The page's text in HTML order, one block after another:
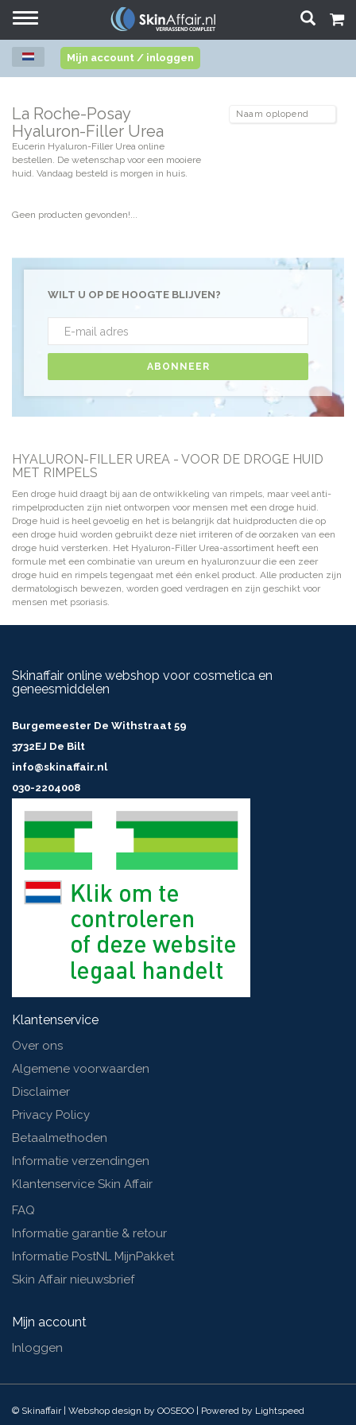
Toggle
Mijn account / inloggen
La Roche-Posay
Hyaluron-Filler Urea
Eucerin Hyaluron-Filler Urea online
bestellen. De wetenschap voor een mooiere
huid. Vandaag besteld is morgen in huis.
Geen producten gevonden!...
WILT U OP DE HOOGTE BLIJVEN?
ABONNEER
HYALURON-FILLER UREA - VOOR DE DROGE HUID
MET RIMPELS
Een droge huid draagt bij aan de ontwikkeling van rimpels, maar veel anti-
rimpelproducten zijn niet ontworpen voor mensen met een droge huid.
Droge huid is heel gevoelig en het is belangrijk dat huidproducten die op
een droge huid worden gebruikt deze niet irriteren of de oorzaken van een
droge huid versterken. Het Hyaluron-Filler Urea-assortiment heeft een
formule met een combinatie van ureum en hyaluronzuur die een zeer
droge huid en rimpels tegengaat met één enkel product. Alle producten zijn
dermatologisch bewezen, worden goed verdragen en zijn geschikt voor
mensen met psoriasis.
Skinaffair online webshop voor cosmetica en
geneesmiddelen
Burgemeester De Withstraat 59
3732EJ De Bilt
info@skinaffair.nl
030-2204008
Klantenservice
Over ons
Algemene voorwaarden
Disclaimer
Privacy Policy
Betaalmethoden
Informatie verzendingen
Klantenservice Skin Affair
FAQ
Informatie garantie & retour
Informatie PostNL MijnPakket
Skin Affair nieuwsbrief
Mijn account
Inloggen
© Skinaffair | Webshop design by OOSEOO | Powered by Lightspeed